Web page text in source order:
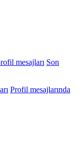
mesajları Son
Profil mesajlarında